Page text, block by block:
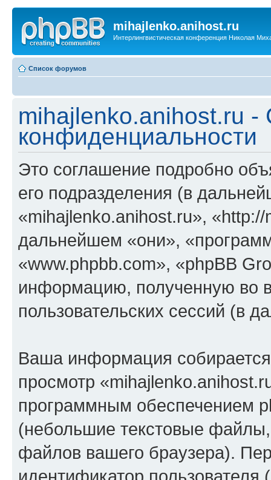
mihajlenko.anihost.ru
Интерлингвистическая конференция Николая
Список форумов
mihajlenko.anihost.ru -
конфиденциальности
Это соглашение подробно
его подразделения (в
«mihajlenko.anihost.ru»,
дальнейшем «они»,
«www.phpbb.com», «phpBB
информацию, полученную во
пользовательских сессий (в
Ваша информация
просмотр
программным обеспечением
(небольшие текстовые
файлов вашего браузера).
идентификатор